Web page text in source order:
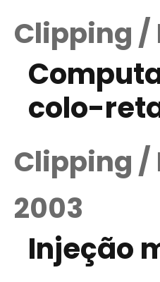
Clipping /
colo-
Clipping /
2003
Injeção